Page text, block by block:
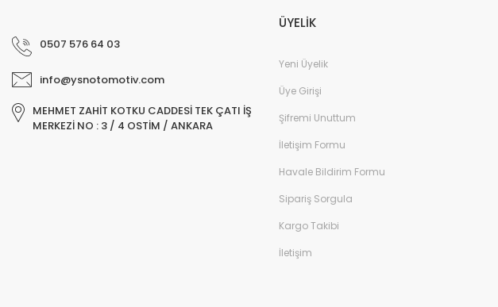
0507 576 64 03
info@ysnotomotiv.com
MEHMET ZAHİT KOTKU CADDESİ TEK ÇATI İŞ
MERKEZİ NO : 3 / 4 OSTİM / ANKARA
ÜYELİK
Yeni Üyelik
Üye Girişi
Şifremi Unuttum
İletişim Formu
Havale Bildirim Formu
Sipariş Sorgula
Kargo Takibi
İletişim